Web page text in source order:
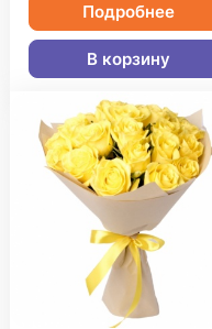
Подробнее
В корзину